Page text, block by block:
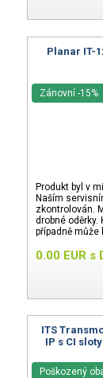
Planar IT-
Produkt byl v
Naším
zkontrolován.
drobné oděrky.
případně
0.00 EUR s
Zánovní -15%
ITS
IP s CI
Poškozený